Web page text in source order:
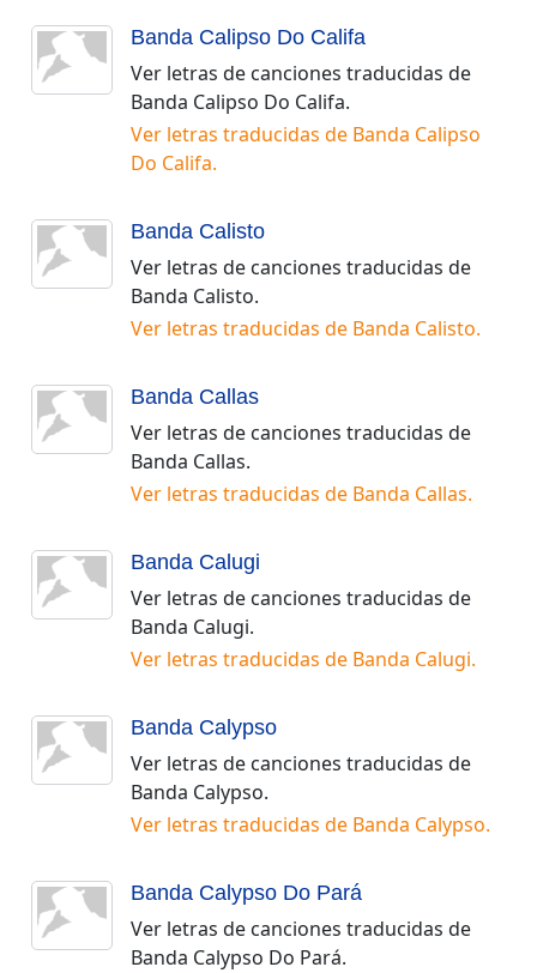
Banda Calipso Do Califa
Ver letras de canciones traducidas de
Banda Calipso Do Califa.
Ver letras traducidas de Banda Calipso
Do Califa.
Banda Calisto
Ver letras de canciones traducidas de
Banda Calisto.
Ver letras traducidas de Banda Calisto.
Banda Callas
Ver letras de canciones traducidas de
Banda Callas.
Ver letras traducidas de Banda Callas.
Banda Calugi
Ver letras de canciones traducidas de
Banda Calugi.
Ver letras traducidas de Banda Calugi.
Banda Calypso
Ver letras de canciones traducidas de
Banda Calypso.
Ver letras traducidas de Banda Calypso.
Banda Calypso Do Pará
Ver letras de canciones traducidas de
Banda Calypso Do Pará.